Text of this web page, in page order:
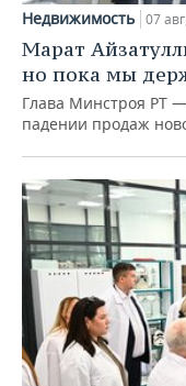
Недвижимость 07
Марат
но пока мы
Глава Минстроя РТ —
падении продаж